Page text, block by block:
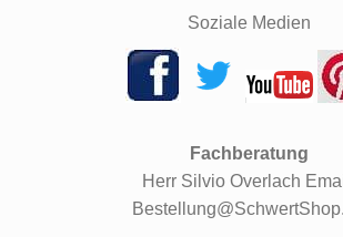
Soziale Medien
Fachberatung
Herr Silvio Overlach